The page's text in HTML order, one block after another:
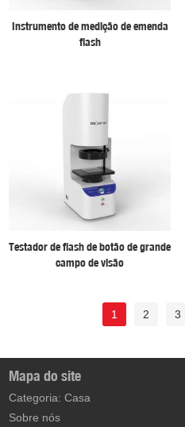
Instrumento de medição de emenda
flash
Testador de flash de botão de grande
campo de visão
1 2 3
Mapa do site
Categoria: Casa
Sobre nós